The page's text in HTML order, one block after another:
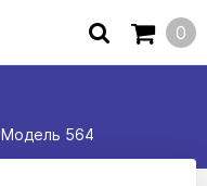
0
Модель 564